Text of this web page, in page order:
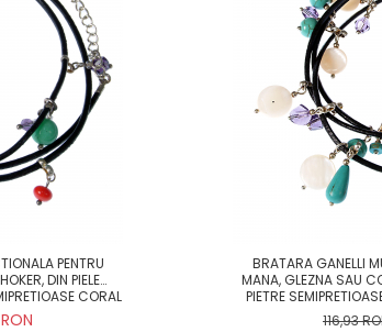
PENTRU
DIN PIELE
CORAL
HELIX
BRATARA GANELLI
MANA, GLEZNA SAU
PIETRE
116,93